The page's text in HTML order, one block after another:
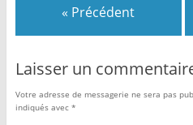
« Précédent
Laisser un
Votre adresse de messagerie ne sera pas
indiqués avec *